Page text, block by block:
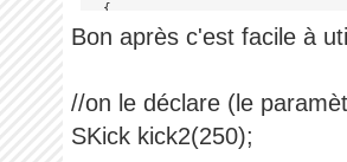
  {
kick[t]=amp[t]*sin(2*PI *
  }
Bon après c'est facile à
//on le déclare (le
SKick kick2(250);